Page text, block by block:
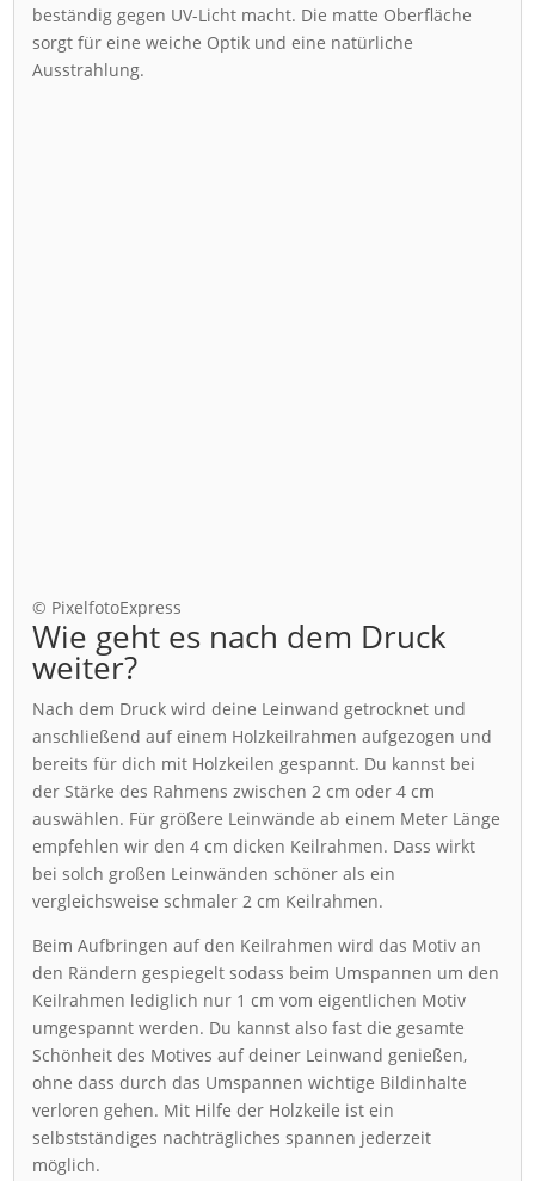
beständig gegen UV-Licht macht. Die matte Oberfläche
sorgt für eine weiche Optik und eine natürliche
Ausstrahlung.
© PixelfotoExpress
Wie geht es nach dem Druck
weiter?
Nach dem Druck wird deine Leinwand getrocknet und
anschließend auf einem Holzkeilrahmen aufgezogen und
bereits für dich mit Holzkeilen gespannt. Du kannst bei
der Stärke des Rahmens zwischen 2 cm oder 4 cm
auswählen. Für größere Leinwände ab einem Meter Länge
empfehlen wir den 4 cm dicken Keilrahmen. Dass wirkt
bei solch großen Leinwänden schöner als ein
vergleichsweise schmaler 2 cm Keilrahmen.
Beim Aufbringen auf den Keilrahmen wird das Motiv an
den Rändern gespiegelt sodass beim Umspannen um den
Keilrahmen lediglich nur 1 cm vom eigentlichen Motiv
umgespannt werden. Du kannst also fast die gesamte
Schönheit des Motives auf deiner Leinwand genießen,
ohne dass durch das Umspannen wichtige Bildinhalte
verloren gehen. Mit Hilfe der Holzkeile ist ein
selbstständiges nachträgliches spannen jederzeit
möglich.